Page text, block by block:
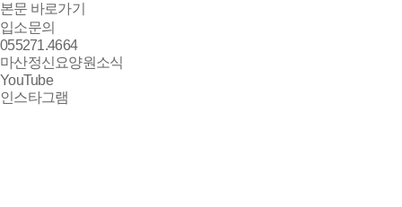
본문 바로가기
입소문의
055271.4664
마산정신요양원소식
YouTube
인스타그램